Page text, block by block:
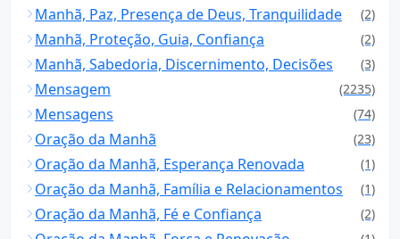
Manhã, Paz, Presença de Deus, Tranquilidade (2)
Manhã, Proteção, Guia, Confiança (2)
Manhã, Sabedoria, Discernimento, Decisões (3)
Mensagem (2235)
Mensagens (74)
Oração da Manhã (23)
Oração da Manhã, Esperança Renovada (1)
Oração da Manhã, Família e Relacionamentos (1)
Oração da Manhã, Fé e Confiança (2)